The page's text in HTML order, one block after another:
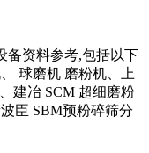
备资料参考,包括以下
球磨机 磨粉机、上
建冶 SCM 超细磨粉
臣 SBM预粉碎筛分